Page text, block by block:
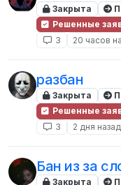
Закрыта
Решенные
3
20 часов
разбан
Закрыта
Решенные
3
2 дня назад
Бан из за
Закрыта